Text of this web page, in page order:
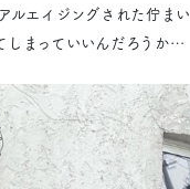
ルエイジングされた佇まい
しまっていいんだろうか…